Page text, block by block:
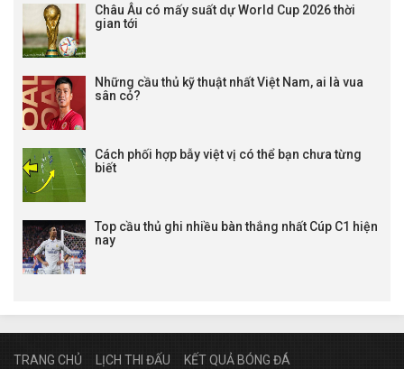
Châu Âu có mấy suất dự World Cup 2026 thời
gian tới
Những cầu thủ kỹ thuật nhất Việt Nam, ai là vua
sân cỏ?
Cách phối hợp bẫy việt vị có thể bạn chưa từng
biết
Top cầu thủ ghi nhiều bàn thắng nhất Cúp C1 hiện
nay
TRANG CHỦ LỊCH THI ĐẤU KẾT QUẢ BÓNG ĐÁ